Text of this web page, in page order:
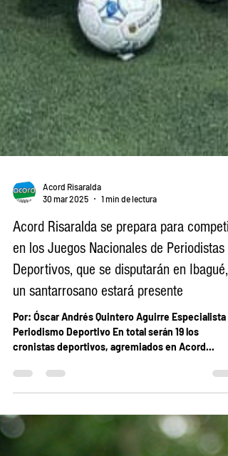
30 mar 2025
1 min de lectura
Acord Risaralda se prepara para competir
en los Juegos Nacionales de Periodistas
Deportivos, que se disputarán en Ibagué,
un santarrosano estará presente
Por: Óscar Andrés Quintero Aguirre Especialista
cronistas deportivos, agremiados en Acord...